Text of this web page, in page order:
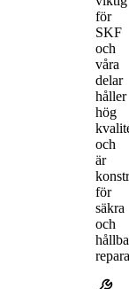
för
SKF
och
våra
delar
håller
hög
och
är
för
säkra
och